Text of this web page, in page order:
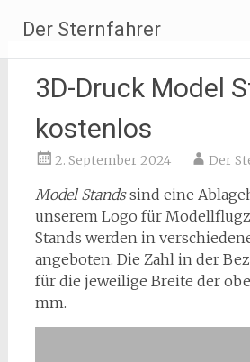
Inhalt
springen
Der Sternfahrer
3D-Druck Model
kostenlos
2. September 2024 Der
Model Standssind eine
unserem Logo für
Stands werden in
angeboten. Die Zahl in der
für die jeweilige Breite der
mm.